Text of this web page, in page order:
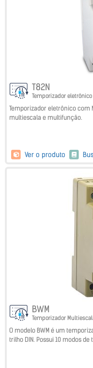
T82N
Temporizador eletrônico
Temporizador eletrônico com
multiescala e multifunção.
Ver o produto
BWM
Temporizador
O modelo BWM é um
trilho DIN. Possui 10 modos